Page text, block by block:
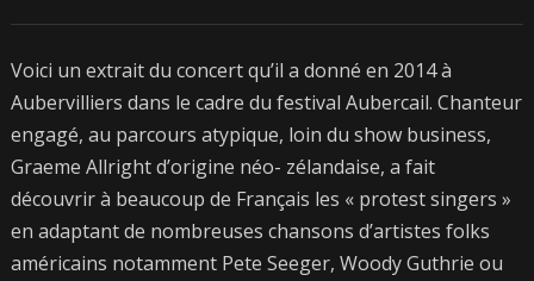
Voici un extrait du concert qu’il a donné en 2014 à
Aubervilliers dans le cadre du festival Aubercail. Chanteur
engagé, au parcours atypique, loin du show business,
Graeme Allright d’origine néo- zélandaise, a fait
découvrir à beaucoup de Français les « protest singers »
en adaptant de nombreuses chansons d’artistes folks
américains notamment Pete Seeger, Woody Guthrie ou